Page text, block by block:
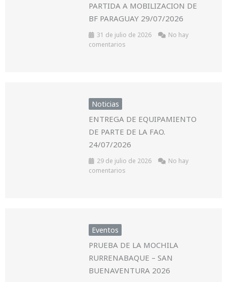
PARTIDA A MOBILIZACION DE
BF PARAGUAY 29/07/2026
31 de julio de 2026
No hay
comentarios
Noticias
ENTREGA DE EQUIPAMIENTO
DE PARTE DE LA FAO.
24/07/2026
29 de julio de 2026
No hay
comentarios
Eventos
PRUEBA DE LA MOCHILA
RURRENABAQUE – SAN
BUENAVENTURA 2026